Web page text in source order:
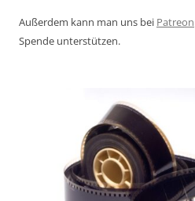
Außerdem kann man uns bei Patreon
Spende unterstützen.